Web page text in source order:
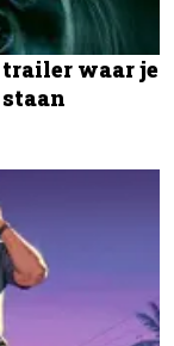
waar je